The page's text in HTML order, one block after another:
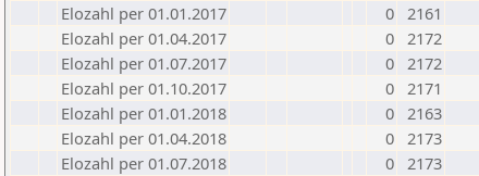
Elozahl per 01.01.2017
0 2161
Elozahl per 01.04.2017
0 2172
Elozahl per 01.07.2017
0 2172
Elozahl per 01.10.2017
0 2171
Elozahl per 01.01.2018
0 2163
Elozahl per 01.04.2018
0 2173
Elozahl per 01.07.2018
0 2173